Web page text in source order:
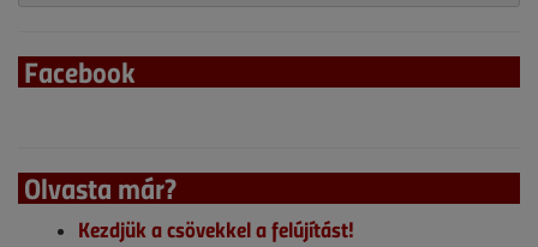
Facebook
Olvasta már?
Kezdjük a csövekkel a felújítást!